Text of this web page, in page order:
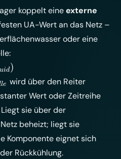
koppelt eineexterne
UA-Wert an das Netz –
oder eine
uid)
e wird über den Reiter
Wert oder Zeitreihe
sie über der
beheizt; liegt sie
Komponente eignet sich
Rückkühlung.